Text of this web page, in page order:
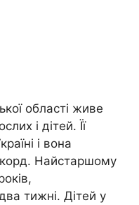
області живе
і дітей. Її
і вона
Найстаршому
тижні. Дітей у